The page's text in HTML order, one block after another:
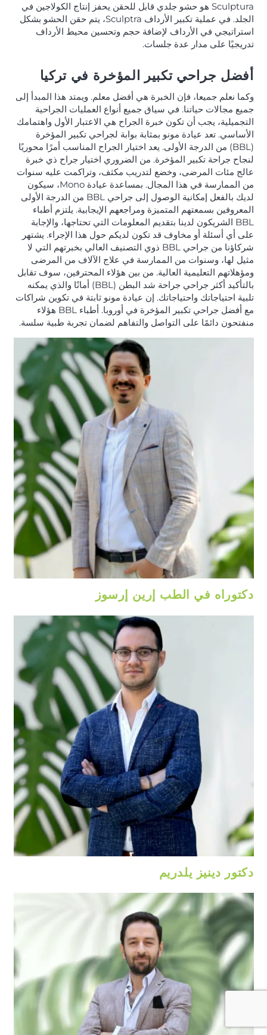
Sculptura هو حشو جلدي قابل للحقن يحفز إنتاج الكولاجين في
الجلد. في عملية تكبير الأرداف Sculptra، يتم حقن الحشو بشكل
استراتيجي في الأرداف لإضافة حجم وتحسين محيط الأرداف
تدريجيًا على مدار عدة جلسات.
أفضل جراحي تكبير المؤخرة في تركيا
وكما نعلم جميعا، فإن الخبرة هي أفضل معلم. ويمتد هذا المبدأ إلى
جميع مجالات حياتنا. في سياق جميع أنواع العمليات الجراحية
التجميلية، يجب أن تكون خبرة الجراح هي الاعتبار الأول واهتمامك
الأساسي. تعد عيادة مونو بمثابة بوابة لجراحي تكبير المؤخرة
(BBL) من الدرجة الأولى. يعد اختيار الجراح المناسب أمرًا محوريًا
لنجاح جراحة تكبير المؤخرة. من الضروري اختيار جراح ذي خبرة
عالج مئات المرضى، وخضع لتدريب مكثف، وتراكمت عليه سنوات
من الممارسة في هذا المجال. بمساعدة عيادة Mono، سيكون
لديك بالفعل إمكانية الوصول إلى جراحي BBL من الدرجة الأولى
المعروفين بسمعتهم المتميزة ومراجعهم الإيجابية. يلتزم أطباء
BBL الشريكون لدينا بتقديم المعلومات التي تحتاجها، والإجابة
على أي أسئلة أو مخاوف قد تكون لديكم حول هذا الإجراء. يشتهر
شركاؤنا من جراحي BBL ذوي التصنيف العالي بخبرتهم التي لا
مثيل لها، وسنوات من الممارسة في علاج الآلاف من المرضى
ومؤهلاتهم التعليمية العالية. من بين هؤلاء المحترفين، سوف تقابل
بالتأكيد أكثر جراحي جراحة شد البطن (BBL) أمانًا والذي يمكنه
تلبية احتياجاتك واحتياجاتك. إن عيادة مونو ثابتة في تكوين شراكات
مع أفضل جراحي تكبير المؤخرة في أوروبا. أطباء BBL هؤلاء
منفتحون دائمًا على التواصل والتفاهم لضمان تجربة طبية سلسة.
دكتوراه في الطب إرين إرسوز
دكتور دينيز يلدريم